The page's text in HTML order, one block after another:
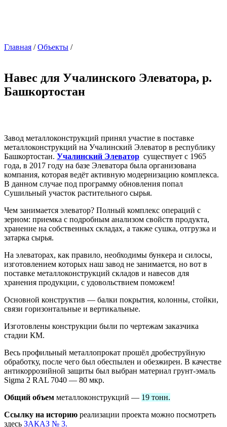
Главная /Объекты /
Навес для Учалинского Элеватора, р.
Башкортостан
Завод металлоконструкций принял участие в поставке
металлоконструкций на Учалинский Элеватор в республику
Башкортостан. Учалинский Элеватор существует с 1965
года, в 2017 году на базе Элеватора была организована
компания, которая ведёт активную модернизацию комплекса.
В данном случае под программу обновления попал
Сушильный участок растительного сырья.
Чем занимается элеватор? Полный комплекс операций с
зерном: приемка с подробным анализом свойств продукта,
хранение на собственных складах, а также сушка, отгрузка и
затарка сырья.
На элеваторах, как правило, необходимы бункера и силосы,
изготовлением которых наш завод не занимается, но вот в
поставке металлоконструкций складов и навесов для
хранения продукции, с удовольствием поможем!
Основной конструктив — балки покрытия, колонны, стойки,
связи горизонтальные и вертикальные.
Изготовлены конструкции были по чертежам заказчика
стадии КМ.
Весь профильный металлопрокат прошёл дробеструйную
обработку, после чего был обеспылен и обезжирен. В качестве
антикоррозийной защиты был выбран материал грунт-эмаль
Sigma 2 RAL 7040 — 80 мкр.
Общий объем металлоконструкций — 19 тонн.
Ссылку на историю реализации проекта можно посмотреть
здесь ЗАКАЗ № 3.